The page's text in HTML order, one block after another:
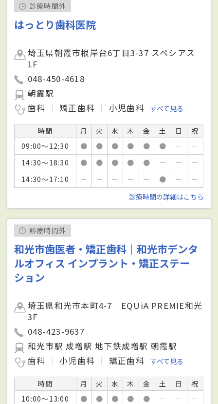
診療時間外
はっとり歯科医院
埼玉県朝霞市根岸台6丁目3-37 スペシアス
1F
048-450-4618
朝霞駅
歯科
矯正歯科 小児歯科 すべて見る
時間 月 火 水 木 金 土 日
祝
09:00～12:30
● ● ● ● ● ● －
－
14:30～18:30
● ● ● ● ● － －
－
14:30～17:10
－ － － － － ● －
－
診療時間の詳細はこちら
診療時間外
和光市歯医者・矯正歯科｜和光市デンタ
ルオフィス インプラント・矯正ステー
ション
埼玉県和光市本町4-7 EQUiA PREMIE和光
3F
048-423-9637
和光市駅 成増駅 地下鉄成増駅 朝霞駅
歯科
小児歯科 矯正歯科 すべて見る
時間 月 火 水 木 金 土 日
祝
10:00～13:00
● ● ● ● ● － －
－